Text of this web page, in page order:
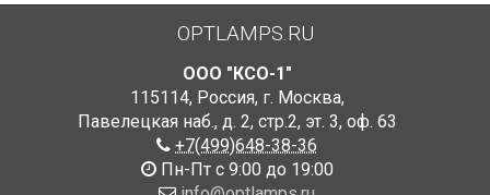
OPTLAMPS.RU
ООО "КСО-1"
115114, Россия, г. Москва,
Павелецкая наб., д. 2, стр.2, эт. 3, оф. 63
+7(499)648-38-36
Пн-Пт с 9:00 до 19:00